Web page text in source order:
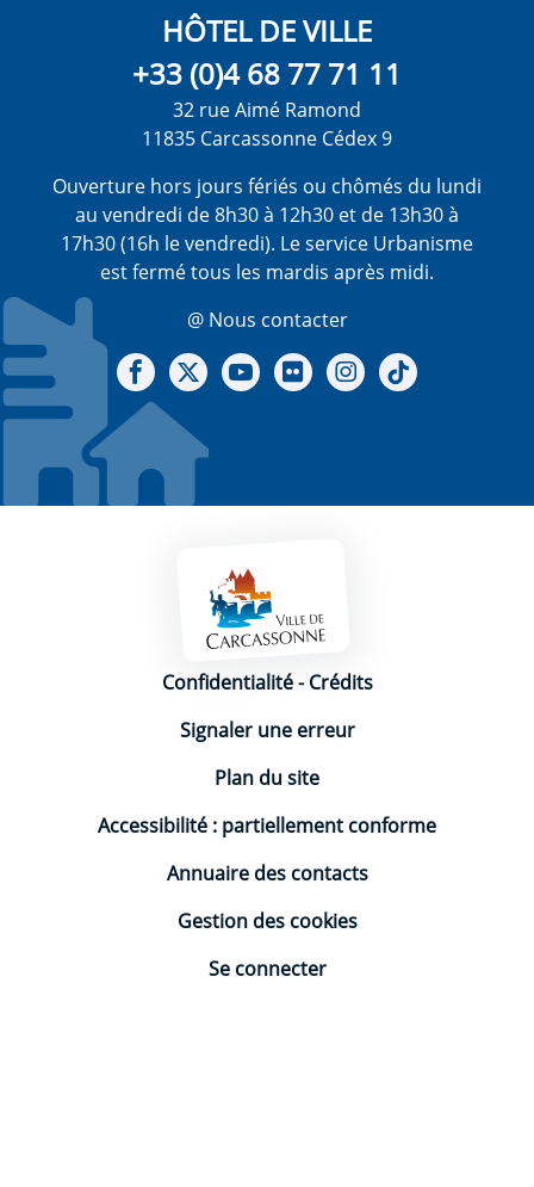
HÔTEL DE VILLE
+33 (0)4 68 77 71 11
32 rue Aimé Ramond
11835 Carcassonne Cédex 9
Ouverture hors jours fériés ou chômés du lundi
au vendredi de 8h30 à 12h30 et de 13h30 à
17h30 (16h le vendredi). Le service Urbanisme
est fermé tous les mardis après midi.
@ Nous contacter
Notre Facebook
Notre X - (twitter)
Notre chaine Youtube
Notre Gallerie sur Flickr
Notre Instagram
Mentions légales
Confidentialité-Crédits
Signaler une erreur
Plan du site
Accessibilité : partiellement conforme
Annuaire des contacts
Gestion des cookies
Se connecter